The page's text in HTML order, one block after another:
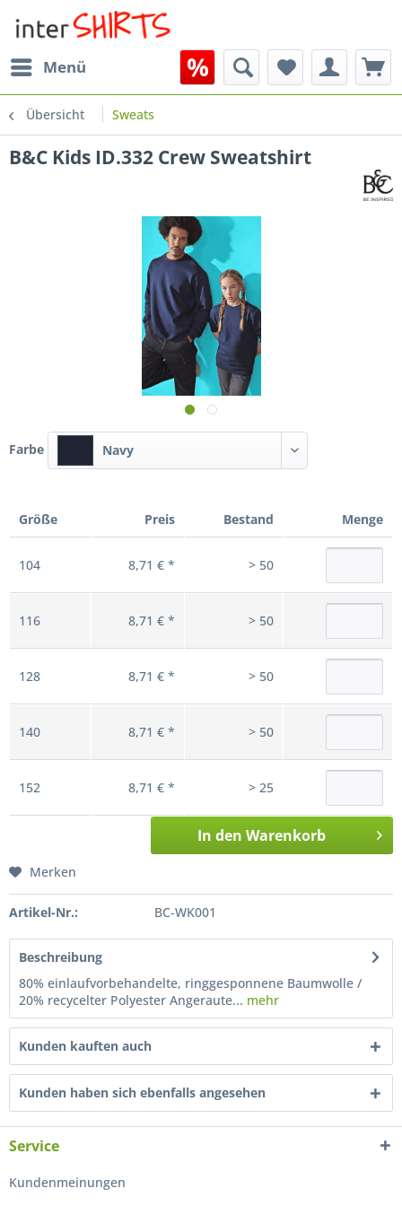
Menü
Übersicht Sweats
B&C Kids ID.332 Crew Sweatshirt
Farbe Navy
Größe Preis Bestand Menge
104 8,71 € * > 50
116 8,71 € * > 50
128 8,71 € * > 50
140 8,71 € * > 50
152 8,71 € * > 25
In den Warenkorb
Merken
Artikel-Nr.: BC-WK001
Beschreibung
80% einlaufvorbehandelte, ringgesponnene Baumwolle /
20% recycelter Polyester Angeraute... mehr
Kunden kauften auch
Kunden haben sich ebenfalls angesehen
Service
Kundenmeinungen